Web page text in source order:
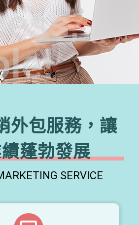
外包服務，讓
蓬勃發展
SERVICE